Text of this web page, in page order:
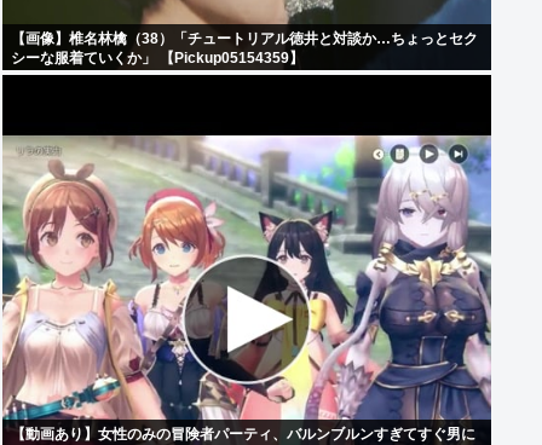
【画像】椎名林檎（38）「チュートリアル徳井と対談か…ちょっとセク
シーな服着ていくか」 【Pickup05154359】
【動画あり】女性のみの冒険者パーティ、バルンブルンすぎてすぐ男に